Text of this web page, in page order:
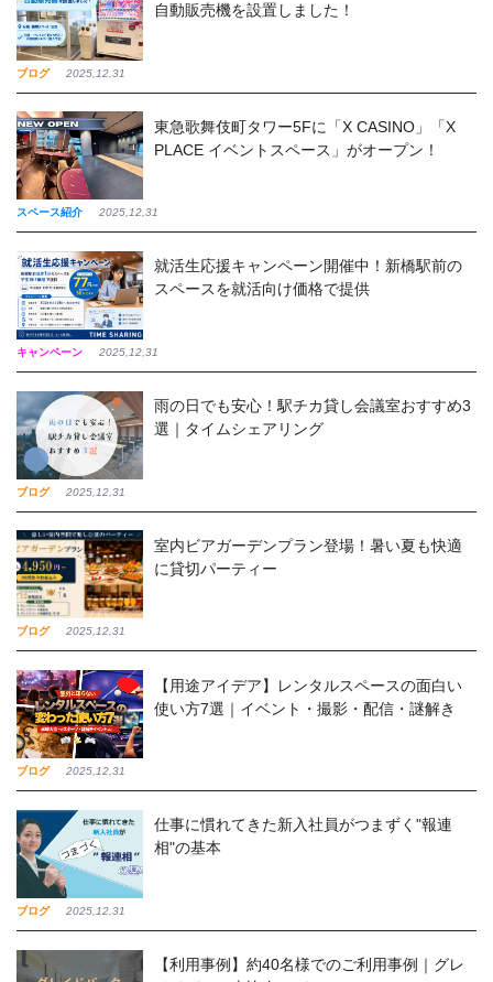
ブログ 2025,12,31
自動販売機を設置しました！
スペース紹介 2025,12,31
東急歌舞伎町タワー5Fに「X CASINO」「X
PLACE イベントスペース」がオープン！
キャンペーン 2025,12,31
就活生応援キャンペーン開催中！新橋駅前の
スペースを就活向け価格で提供
ブログ 2025,12,31
雨の日でも安心！駅チカ貸し会議室おすすめ3
選｜タイムシェアリング
ブログ 2025,12,31
室内ビアガーデンプラン登場！暑い夏も快適
に貸切パーティー
ブログ 2025,12,31
【用途アイデア】レンタルスペースの面白い
使い方7選｜イベント・撮影・配信・謎解き
ブログ 2025,12,31
仕事に慣れてきた新入社員がつまずく"報連
相"の基本
【利用事例】約40名様でのご利用事例｜グレ